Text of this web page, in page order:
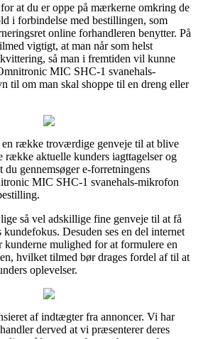
at du er oppe på mærkerne omkring de
i forbindelse med bestillingen, som
online forhandleren benytter. På
vigtigt, at man når som helst
så man i fremtiden vil kunne
MIC SHC-1 svanehals-
til om man skal shoppe til en dreng eller
række troværdige genveje til at blive
række aktuelle kunders iagttagelser og
du gennemsøger e-forretningens
MIC SHC-1 svanehals-mikrofon
så vel adskillige fine genveje til at få
kundefokus. Desuden ses en del internet
kunderne mulighed for at formulere en
hvilket tilmed bør drages fordel af til at
oplevelser.
af indtægter fra annoncer. Vi har
derved at vi præsenterer deres